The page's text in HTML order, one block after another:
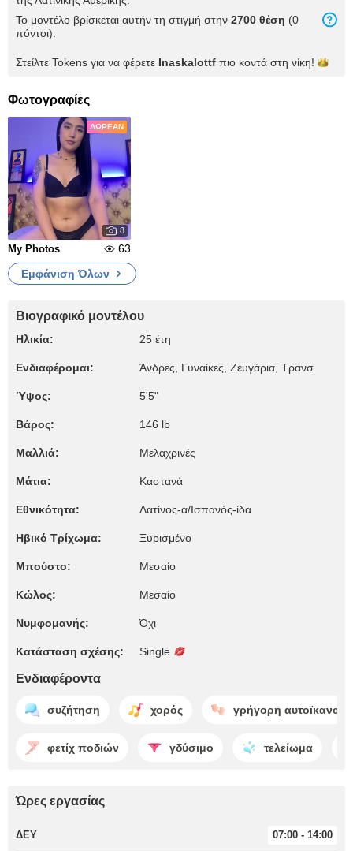
Το μοντέλο βρίσκεται αυτήν τη στιγμή στην 2700 θέση (0
πόντοι).
Στείλτε Tokens για να φέρετε Inaskalottf πιο κοντά στη νίκη!
Φωτογραφίες
ΔΩΡΕΆΝ
8
My Photos
63
Εμφάνιση Όλων
Βιογραφικό μοντέλου
Ηλικία: 25 έτη
Ενδιαφέρομαι: Άνδρες, Γυναίκες, Zευγάρια, Τρανσ
Ύψος: 5'5"
Βάρος: 146 lb
Μαλλιά: Μελαχρινές
Μάτια: Καστανά
Εθνικότητα: Λατίνος-α/Ισπανός-ίδα
Ηβικό Τρίχωμα: Ξυρισμένο
Μπούστο: Μεσαίο
Κώλος: Μεσαίο
Νυμφομανής: Όχι
Κατάσταση σχέσης: Single
Ενδιαφέροντα
συζήτηση χορός γρήγορη
φετίχ ποδιών γδύσιμο τελείωμα
Ώρες εργασίας
ΔΕΥ 07:00 - 14:00